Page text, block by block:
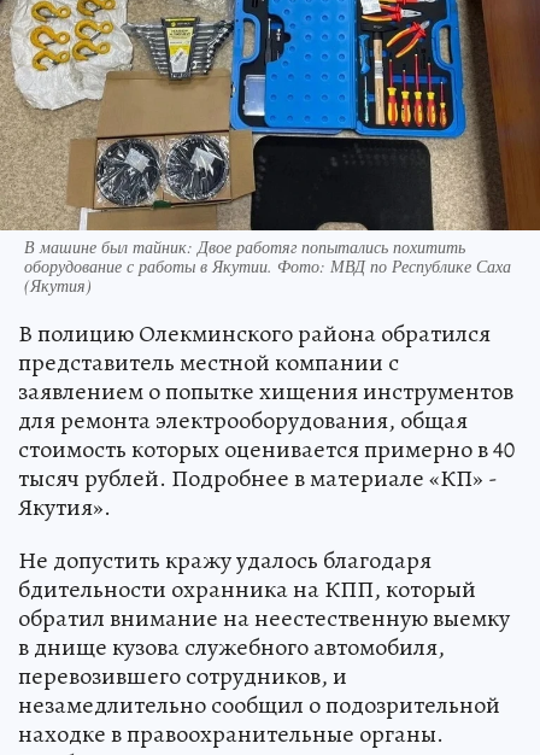
В машине был тайник: Двое работяг попытались похитить
оборудование с работы в Якутии. Фото: МВД по Республике Саха
(Якутия)
В полицию Олекминского района обратился
представитель местной компании с
заявлением о попытке хищения инструментов
для ремонта электрооборудования, общая
стоимость которых оценивается примерно в 40
тысяч рублей. Подробнее в материале «КП» -
Якутия».
Не допустить кражу удалось благодаря
бдительности охранника на КПП, который
обратил внимание на неестественную выемку
в днище кузова служебного автомобиля,
перевозившего сотрудников, и
незамедлительно сообщил о подозрительной
находке в правоохранительные органы.